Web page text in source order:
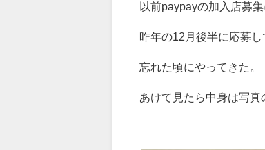
以前paypayの加入店募
昨年の12月後半に応募
忘れた頃にやってきた。
あけて見たら中身は写真